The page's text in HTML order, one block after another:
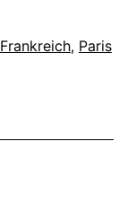
Frankreich, Paris